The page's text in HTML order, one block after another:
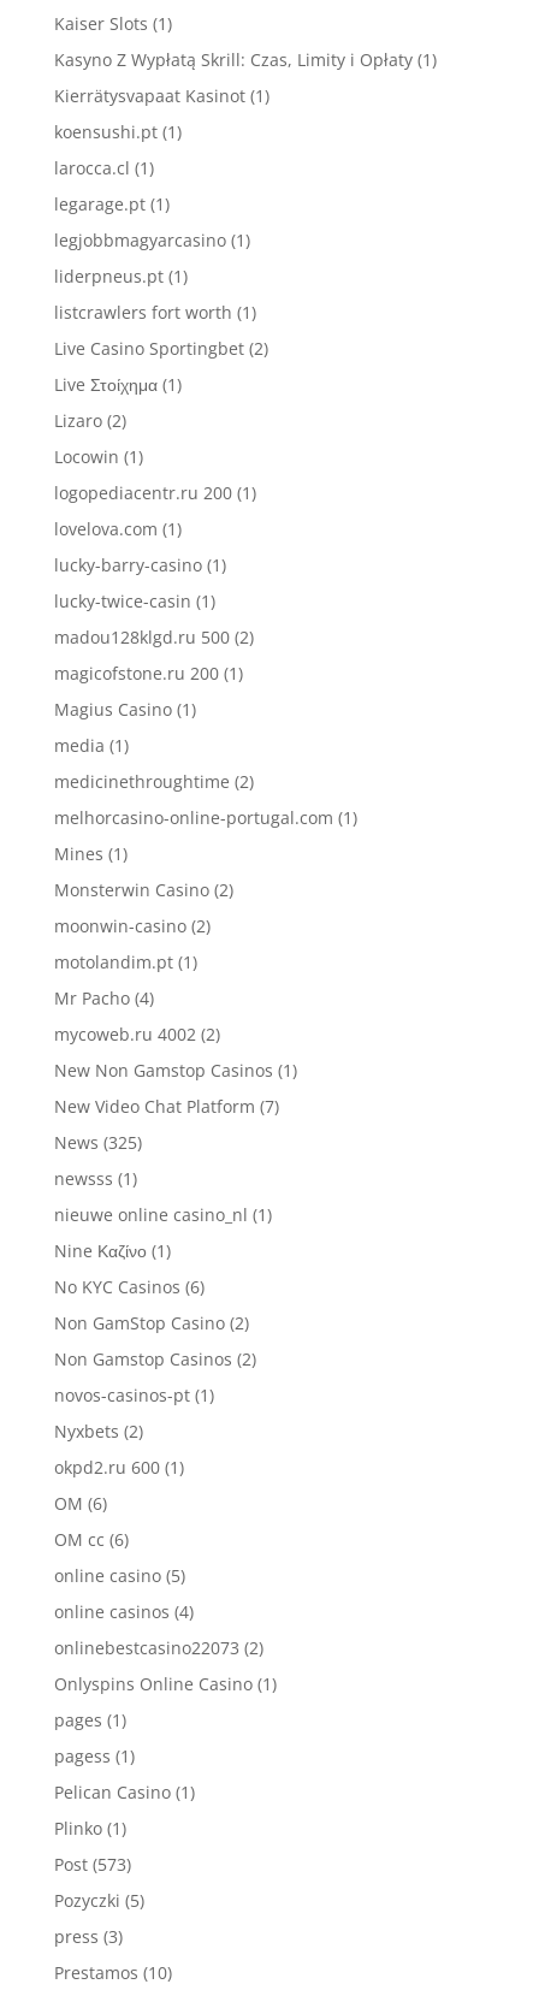
Kaiser Slots (1)
Kasyno Z Wypłatą Skrill: Czas, Limity i Opłaty(1)
Kierrätysvapaat Kasinot(1)
koensushi.pt(1)
larocca.cl (1)
legarage.pt(1)
legjobbmagyarcasino(1)
liderpneus.pt(1)
listcrawlers fort worth (1)
Live Casino Sportingbet(2)
Live Στοίχημα(1)
Lizaro(2)
Locowin (1)
logopediacentr.ru 200(1)
lovelova.com (1)
lucky-barry-casino(1)
lucky-twice-casin (1)
madou128klgd.ru 500(2)
magicofstone.ru 200(1)
Magius Casino(1)
media (1)
medicinethroughtime (2)
melhorcasino-online-portugal.com (1)
Mines (1)
Monsterwin Casino(2)
moonwin-casino(2)
motolandim.pt(1)
Mr Pacho(4)
mycoweb.ru 4002(2)
New Non Gamstop Casinos (1)
New Video Chat Platform (7)
News (325)
newsss (1)
nieuwe online casino_nl (1)
Nine Καζίνο(1)
No KYC Casinos (6)
Non GamStop Casino(2)
Non Gamstop Casinos (2)
novos-casinos-pt(1)
Nyxbets (2)
okpd2.ru 600(1)
OM (6)
OM cc (6)
online casino(5)
online casinos (4)
onlinebestcasino22073 (2)
Onlyspins Online Casino(1)
pages (1)
pagess (1)
Pelican Casino(1)
Plinko(1)
Post(573)
Pozyczki (5)
press (3)
Prestamos (10)